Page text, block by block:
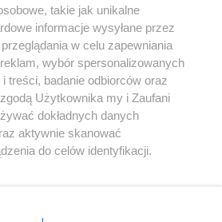
Instagram Youtube
takie jak unikalne
informacje wysyłane przez
w celu zapewniania
wybór spersonalizowanych
treści, badanie odbiorców oraz
Użytkownika my i Zaufani
dokładnych danych
aktywnie skanować
do celów identyfikacji.